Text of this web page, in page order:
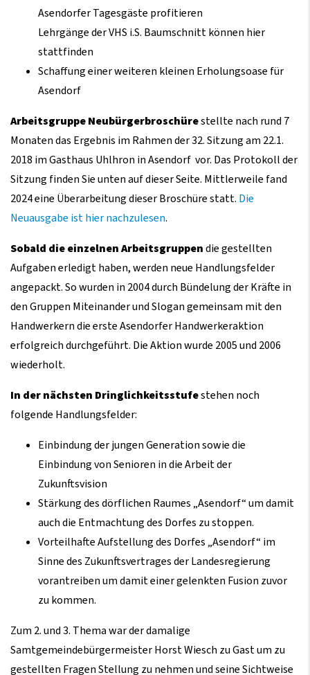
Asendorfer Tagesgäste profitieren
Lehrgänge der VHS i.S. Baumschnitt können hier
stattfinden
Schaffung einer weiteren kleinen Erholungsoase für
Asendorf
Arbeitsgruppe Neubürgerbroschürestellte nach rund 7
Monaten das Ergebnis im Rahmen der 32. Sitzung am 22.1.
2018 im Gasthaus Uhlhron in Asendorf vor. Das Protokoll der
Sitzung finden Sie unten auf dieser Seite. Mittlerweile fand
2024 eine Überarbeitung dieser Broschüre statt. Die
Neuausgabe ist hier nachzulesen.
Sobald die einzelnen Arbeitsgruppendie gestellten
Aufgaben erledigt haben, werden neue Handlungsfelder
angepackt. So wurden in 2004 durch Bündelung der Kräfte in
den Gruppen Miteinander und Slogan gemeinsam mit den
Handwerkern die erste Asendorfer Handwerkeraktion
erfolgreich durchgeführt. Die Aktion wurde 2005 und 2006
wiederholt.
In der nächsten Dringlichkeitsstufestehen noch
folgende Handlungsfelder:
Einbindung der jungen Generation sowie die
Einbindung von Senioren in die Arbeit der
Zukunftsvision
Stärkung des dörflichen Raumes „Asendorf“ um damit
auch die Entmachtung des Dorfes zu stoppen.
Vorteilhafte Aufstellung des Dorfes „Asendorf“ im
Sinne des Zukunftsvertrages der Landesregierung
vorantreiben um damit einer gelenkten Fusion zuvor
zu kommen.
Zum 2. und 3. Thema war der damalige
Samtgemeindebürgermeister Horst Wiesch zu Gast um zu
gestellten Fragen Stellung zu nehmen und seine Sichtweise